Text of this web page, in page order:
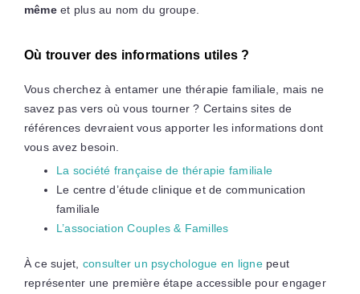
mêmeet plus au nom du groupe.
Où trouver des informations utiles ?
Vous cherchez à entamer une thérapie familiale, mais ne
savez pas vers où vous tourner ? Certains sites de
références devraient vous apporter les informations dont
vous avez besoin.
La société française de thérapie familiale
Le centre d’étude clinique et de communication
familiale
L’association Couples & Familles
À ce sujet, consulter un psychologue en lignepeut
représenter une première étape accessible pour engager